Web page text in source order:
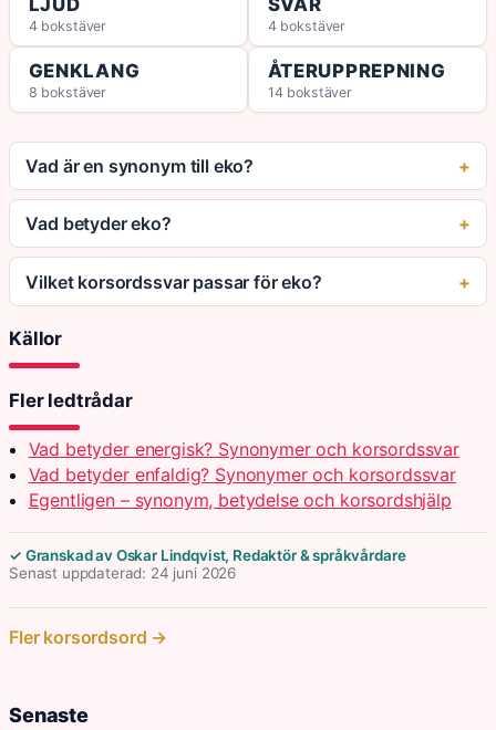
4 bokstäver 4 bokstäver
GENKLANG
8 bokstäver
ÅTERUPPREPNING
14 bokstäver
Vad är en synonym till eko?
Vad betyder eko?
Vilket korsordssvar passar för eko?
Källor
Fler ledtrådar
Vad betyder energisk? Synonymer och korsordssvar
Vad betyder enfaldig? Synonymer och korsordssvar
Egentligen – synonym, betydelse och korsordshjälp
✓ Granskad av Oskar Lindqvist, Redaktör & språkvårdare
Senast uppdaterad: 24 juni 2026
Fler korsordsord →
Senaste